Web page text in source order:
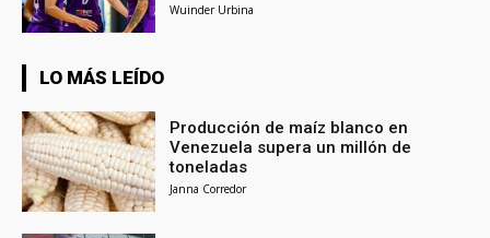
Wuinder Urbina
LO MÁS LEÍDO
Producción de maíz blanco en
Venezuela supera un millón de
toneladas
Janna Corredor